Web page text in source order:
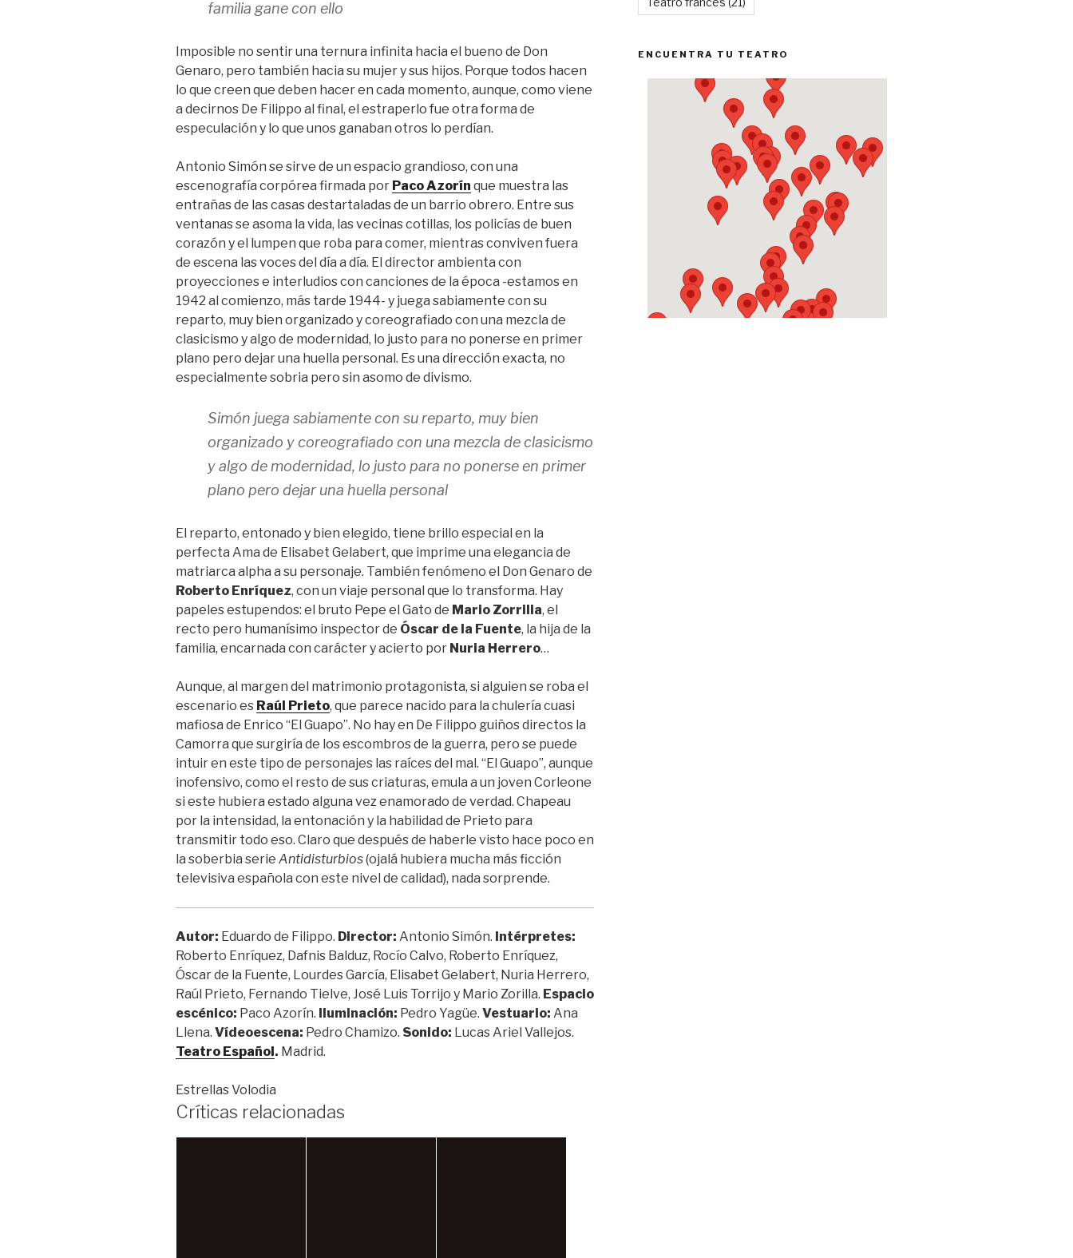
familia gane con ello
Imposible no sentir una ternura infinita hacia el bueno de Don
Genaro, pero también hacia su mujer y sus hijos. Porque todos hacen
lo que creen que deben hacer en cada momento, aunque, como viene
a decirnos De Filippo al final, el estraperlo fue otra forma de
especulación y lo que unos ganaban otros lo perdían.
Antonio Simón se sirve de un espacio grandioso, con una
escenografía corpórea firmada por Paco Azorín que muestra las
entrañas de las casas destartaladas de un barrio obrero. Entre sus
ventanas se asoma la vida, las vecinas cotillas, los policías de buen
corazón y el lumpen que roba para comer, mientras conviven fuera
de escena las voces del día a día. El director ambienta con
proyecciones e interludios con canciones de la época -estamos en
1942 al comienzo, más tarde 1944- y juega sabiamente con su
reparto, muy bien organizado y coreografiado con una mezcla de
clasicismo y algo de modernidad, lo justo para no ponerse en primer
plano pero dejar una huella personal. Es una dirección exacta, no
especialmente sobria pero sin asomo de divismo.
Simón juega sabiamente con su reparto, muy bien
organizado y coreografiado con una mezcla de clasicismo
y algo de modernidad, lo justo para no ponerse en primer
plano pero dejar una huella personal
El reparto, entonado y bien elegido, tiene brillo especial en la
perfecta Ama de Elisabet Gelabert, que imprime una elegancia de
matriarca alpha a su personaje. También fenómeno el Don Genaro de
Roberto Enríquez, con un viaje personal que lo transforma. Hay
papeles estupendos: el bruto Pepe el Gato de Mario Zorrilla, el
recto pero humanísimo inspector de Óscar de la Fuente, la hija de la
familia, encarnada con carácter y acierto por Nuria Herrero…
Aunque, al margen del matrimonio protagonista, si alguien se roba el
escenario es Raúl Prieto, que parece nacido para la chulería cuasi
mafiosa de Enrico “El Guapo”. No hay en De Filippo guiños directos la
Camorra que surgiría de los escombros de la guerra, pero se puede
intuir en este tipo de personajes las raíces del mal. “El Guapo”, aunque
inofensivo, como el resto de sus criaturas, emula a un joven Corleone
si este hubiera estado alguna vez enamorado de verdad. Chapeau
por la intensidad, la entonación y la habilidad de Prieto para
transmitir todo eso. Claro que después de haberle visto hace poco en
la soberbia serie Antidisturbios(ojalá hubiera mucha más ficción
televisiva española con este nivel de calidad), nada sorprende.
Autor: Eduardo de Filippo. Director: Antonio Simón. Intérpretes:
Roberto Enríquez, Dafnis Balduz, Rocío Calvo, Roberto Enríquez,
Óscar de la Fuente, Lourdes García, Elisabet Gelabert, Nuria Herrero,
Raúl Prieto, Fernando Tielve, José Luis Torrijo y Mario Zorilla. Espacio
escénico: Paco Azorín. Iluminación: Pedro Yagüe. Vestuario: Ana
Llena. Vídeoescena: Pedro Chamizo. Sonido: Lucas Ariel Vallejos.
Teatro Español . Madrid.
Estrellas Volodia
Críticas relacionadas
ENCUENTRA TU TEATRO